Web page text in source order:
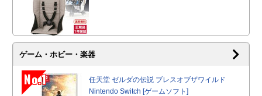
ゲーム・ホビー・楽器
No.1
任天堂 ゼルダの伝説 ブレスオブザワイルド
Nintendo Switch [ゲームソフト]